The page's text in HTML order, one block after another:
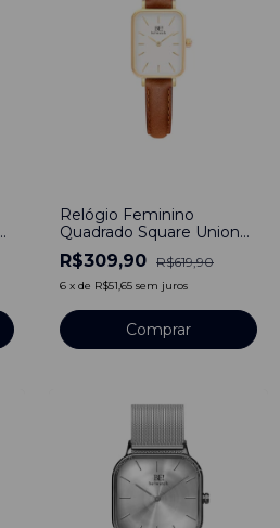
Relógio Feminino
Quadrado Square Union
Gold Aço Inoxidável
R$309,90 R$619,90
6 x de R$51,65 sem juros
Comprar